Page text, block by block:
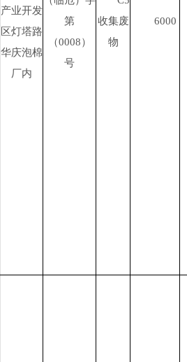
产业开发
区灯塔路
华庆泡棉
厂内
第
（0008）
号
收集废
物
6000